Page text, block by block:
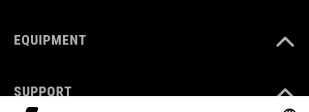
EQUIPMENT
SUPPORT